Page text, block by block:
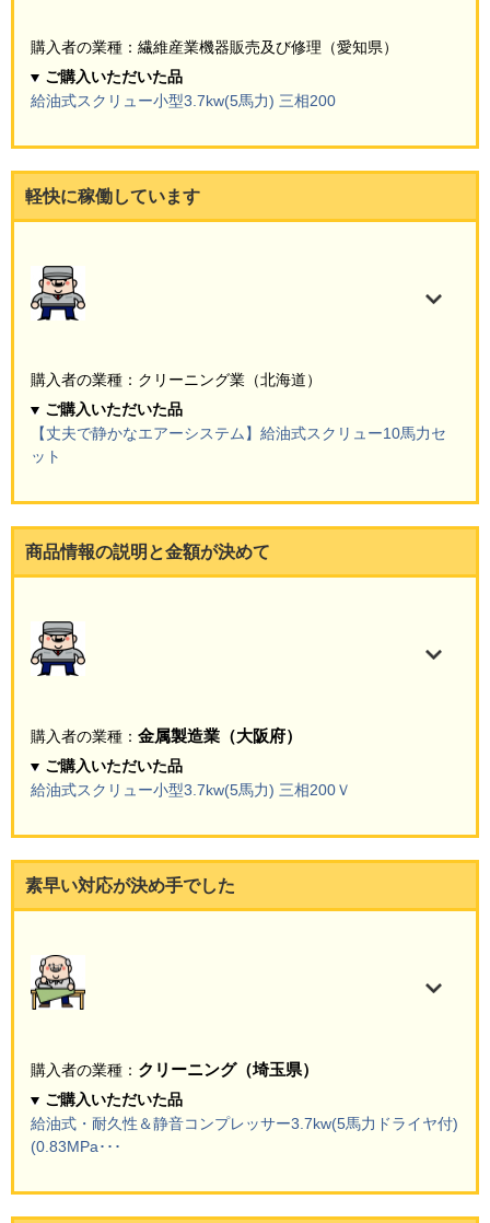
購入者の業種：繊維産業機器販売及び修理（愛知県）
ご購入いただいた品
給油式スクリュー小型3.7kw(5馬力) 三相200
軽快に稼働しています
購入者の業種：クリーニング業（北海道）
ご購入いただいた品
【丈夫で静かなエアーシステム】給油式スクリュー10馬力セ
ット
商品情報の説明と金額が決めて
購入者の業種： 金属製造業（大阪府）
ご購入いただいた品
給油式スクリュー小型3.7kw(5馬力) 三相200Ｖ
素早い対応が決め手でした
購入者の業種： クリーニング（埼玉県）
ご購入いただいた品
給油式・耐久性＆静音コンプレッサー3.7kw(5馬力ドライヤ付)
(0.83MPa･･･